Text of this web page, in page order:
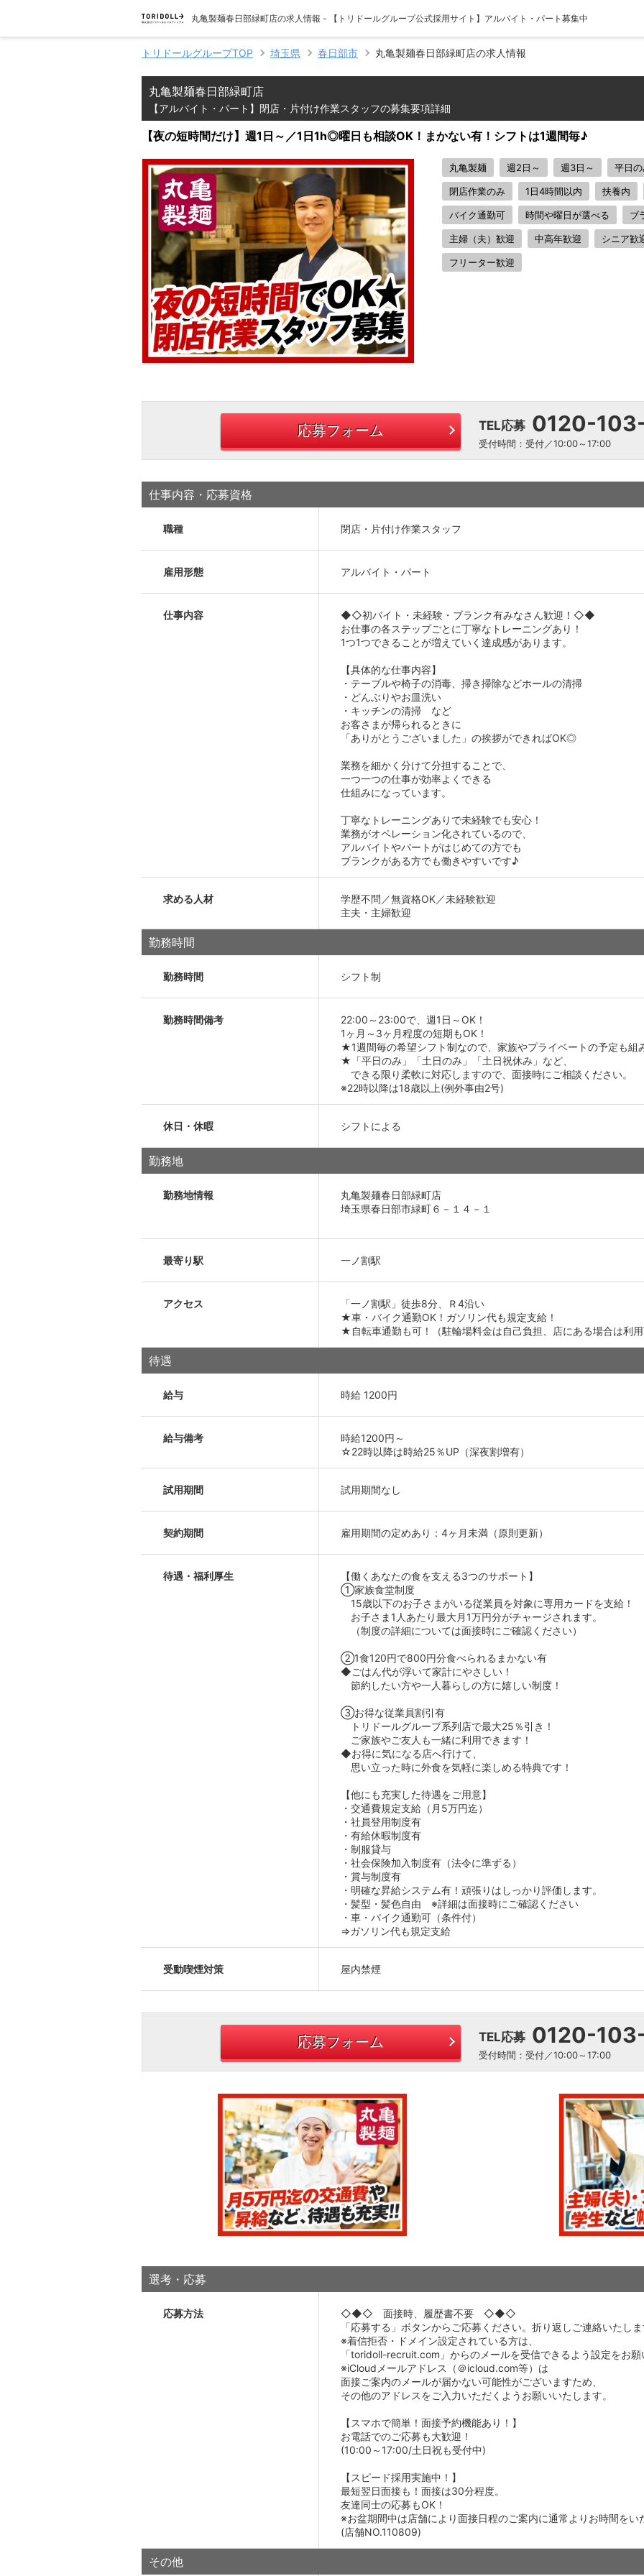
丸亀製麺春日部緑町店の求人情報 - 【トリドールグループ公式採用サイト】アルバイト・パート募集中
トリドールグループTOP 埼玉県 春日部市 丸亀製麺春日部緑町店の求人情報
丸亀製麺春日部緑町店
【アルバイト・パート】閉店・片付け作業スタッフの募集要項詳細
【夜の短時間だけ】週1日～／1日1h◎曜日も相談OK！まかない有！シフトは1週間毎♪
丸亀製麺 週2日～ 週3日～ 平日
閉店作業のみ 1日4時間以内 扶養内
バイク通勤可 時間や曜日が選べる ブ
主婦（夫）歓迎 中高年歓迎 シニア歓
フリーター歓迎
応募フォーム TEL応募 0120-
受付時間：受付／10:00～17:00
仕事内容・応募資格
職種 閉店・片付け作業スタッフ
雇用形態 アルバイト・パート
仕事内容
◆◇初バイト・未経験・ブランク有みなさん歓迎！◇◆
お仕事の各ステップごとに丁寧なトレーニングあり！
1つ1つできることが増えていく達成感があります。
【具体的な仕事内容】
・テーブルや椅子の消毒、掃き掃除などホールの清掃
・どんぶりやお皿洗い
・キッチンの清掃 など
お客さまが帰られるときに
「ありがとうございました」の挨拶ができればOK◎
業務を細かく分けて分担することで、
一つ一つの仕事が効率よくできる
仕組みになっています。
丁寧なトレーニングありで未経験でも安心！
業務がオペレーション化されているので、
アルバイトやパートがはじめての方でも
ブランクがある方でも働きやすいです♪
求める人材
学歴不問／無資格OK／未経験歓迎
主夫・主婦歓迎
勤務時間
勤務時間 シフト制
勤務時間備考
22:00～23:00で、週1日～OK！
1ヶ月～3ヶ月程度の短期もOK！
★1週間毎の希望シフト制なので、家族やプライベートの予定も組
★「平日のみ」「土日のみ」「土日祝休み」など、
できる限り柔軟に対応しますので、面接時にご相談ください。
※22時以降は18歳以上(例外事由2号)
休日・休暇 シフトによる
勤務地
勤務地情報
丸亀製麺春日部緑町店
埼玉県春日部市緑町６－１４－１
最寄り駅 一ノ割駅
アクセス
「一ノ割駅」徒歩8分、Ｒ4沿い
★車・バイク通勤OK！ガソリン代も規定支給！
★自転車通勤も可！（駐輪場料金は自己負担、店にある場合は利
待遇
給与 時給 1200円
給与備考
時給1200円～
☆22時以降は時給25％UP（深夜割増有）
試用期間 試用期間なし
契約期間 雇用期間の定めあり：4ヶ月未満（原則更新）
待遇・福利厚生
【働くあなたの食を支える3つのサポート】
①家族食堂制度
15歳以下のお子さまがいる従業員を対象に専用カードを支給！
お子さま1人あたり最大月1万円分がチャージされます。
（制度の詳細については面接時にご確認ください）
②1食120円で800円分食べられるまかない有
◆ごはん代が浮いて家計にやさしい！
節約したい方や一人暮らしの方に嬉しい制度！
③お得な従業員割引有
トリドールグループ系列店で最大25％引き！
ご家族やご友人も一緒に利用できます！
◆お得に気になる店へ行けて、
思い立った時に外食を気軽に楽しめる特典です！
【他にも充実した待遇をご用意】
・交通費規定支給（月5万円迄）
・社員登用制度有
・有給休暇制度有
・制服貸与
・社会保険加入制度有（法令に準ずる）
・賞与制度有
・明確な昇給システム有！頑張りはしっかり評価します。
・髪型・髪色自由 ※詳細は面接時にご確認ください
・車・バイク通勤可（条件付）
⇒ガソリン代も規定支給
受動喫煙対策 屋内禁煙
応募フォーム TEL応募 0120-
受付時間：受付／10:00～17:00
選考・応募
応募方法
◇◆◇ 面接時、履歴書不要 ◇◆◇
「応募する」ボタンからご応募ください。折り返しご連絡いたし
※着信拒否・ドメイン設定されている方は、
「toridoll-recruit.com」からのメールを受信できるよう設定をお
※iCloudメールアドレス（＠icloud.com等）は
面接ご案内のメールが届かない可能性がございますため、
その他のアドレスをご入力いただくようお願いいたします。
【スマホで簡単！面接予約機能あり！】
お電話でのご応募も大歓迎！
(10:00～17:00/土日祝も受付中)
【スピード採用実施中！】
最短翌日面接も！面接は30分程度。
友達同士の応募もOK！
※お盆期間中は店舗により面接日程のご案内に通常よりお時間をい
(店舗NO.110809)
その他